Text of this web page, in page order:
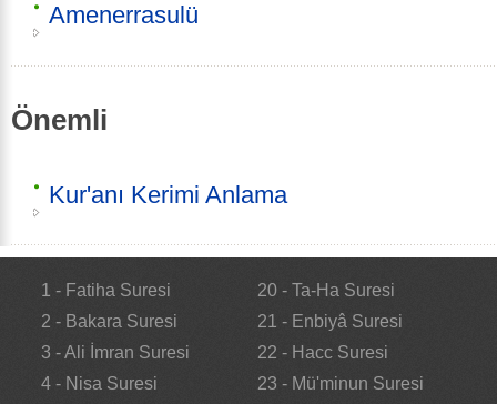
Amenerrasulü
Önemli
Kur'anı Kerimi Anlama
1 - Fatiha Suresi
2 - Bakara Suresi
3 - Ali İmran Suresi
4 - Nisa Suresi
20 - Ta-Ha Suresi
21 - Enbiyâ Suresi
22 - Hacc Suresi
23 - Mü'minun Suresi